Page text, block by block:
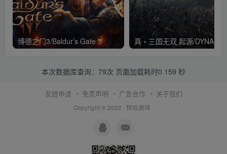
博德之门3/Baldur’s Gate 3
本次数据库查询：79次 页面加载耗时0.159 秒
友链申请 免责声明 广告合作 关于我们
Copyright © 2022 · 悦玩游戏 ·